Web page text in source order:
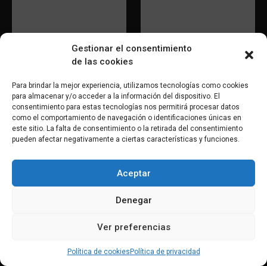
Gestionar el consentimiento
de las cookies
Para brindar la mejor experiencia, utilizamos tecnologías como cookies
para almacenar y/o acceder a la información del dispositivo. El
consentimiento para estas tecnologías nos permitirá procesar datos
como el comportamiento de navegación o identificaciones únicas en
este sitio. La falta de consentimiento o la retirada del consentimiento
pueden afectar negativamente a ciertas características y funciones.
Aceptar
Denegar
Ver preferencias
Política de cookies Política de privacidad
GDOCE
Geomatico S. Coop.
Galega